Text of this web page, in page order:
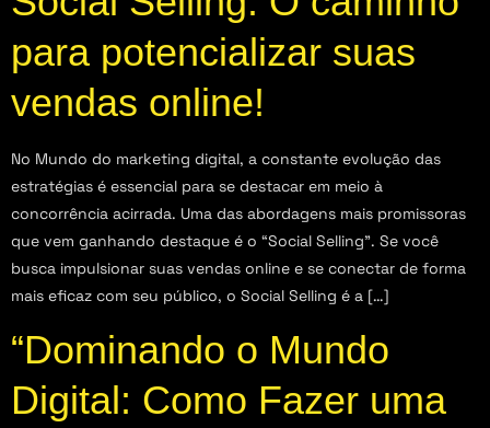
para potencializar suas
vendas online!
No Mundo do marketing digital, a constante evolução das
estratégias é essencial para se destacar em meio à
concorrência acirrada. Uma das abordagens mais promissoras
que vem ganhando destaque é o “Social Selling”. Se você
busca impulsionar suas vendas online e se conectar de forma
mais eficaz com seu público, o Social Selling é a […]
“Dominando o Mundo
Digital: Como Fazer uma